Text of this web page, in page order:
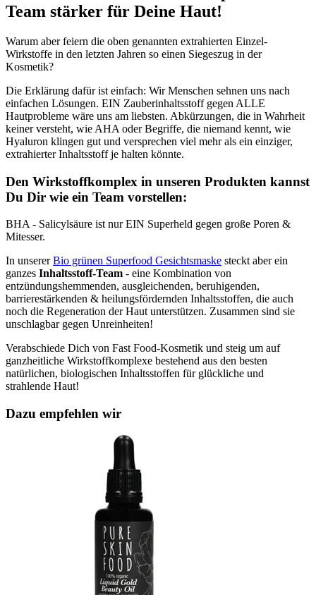
Team stärker für Deine Haut!
Warum aber feiern die oben genannten extrahierten Einzel-
Wirkstoffe in den letzten Jahren so einen Siegeszug in der
Kosmetik?
Die Erklärung dafür ist einfach: Wir Menschen sehnen uns nach
einfachen Lösungen. EIN Zauberinhaltsstoff gegen ALLE
Hautprobleme wäre uns am liebsten. Abkürzungen, die in Wahrheit
keiner versteht, wie AHA oder Begriffe, die niemand kennt, wie
Hyaluron klingen gut und versprechen viel mehr als ein einziger,
extrahierter Inhaltsstoff je halten könnte.
Den Wirkstoffkomplex in unseren Produkten kannst
Du Dir wie ein Team vorstellen:
BHA - Salicylsäure ist nur EIN Superheld gegen große Poren &
Mitesser.
In unsererBio grünen Superfood Gesichtsmaske steckt aber ein
ganzes Inhaltsstoff-Team - eine Kombination von
entzündungshemmenden, ausgleichenden, beruhigenden,
barrierestärkenden & heilungsfördernden Inhaltsstoffen, die auch
noch die Regeneration der Haut unterstützen. Zusammen sind sie
unschlagbar gegen Unreinheiten!
Verabschiede Dich von Fast Food-Kosmetik und steig um auf
ganzheitliche Wirkstoffkomplexe bestehend aus den besten
natürlichen, biologischen Inhaltsstoffen für glückliche und
strahlende Haut!
Dazu empfehlen wir